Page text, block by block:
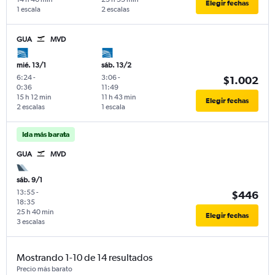
1 escala 2 escalas
Elegir fechas
GUA MVD
mié. 13/1
6:24-
0:36
2 escalas
15 h 12 min
sáb. 13/2
3:06-
11:49
1 escala
11 h 43 min
$1.002
Elegir fechas
Ida más barata
GUA MVD
sáb. 9/1
13:55-
18:35
3 escalas
25 h 40 min
$446
Elegir fechas
Mostrando 1-10 de 14 resultados
Precio más barato